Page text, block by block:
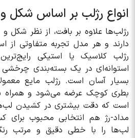
انواع رژلب بر اساس شکل
رژلب‌ها علاوه بر بافت، از نظر شکل
دارند و هر مدل تجربه متفاوتی از
رژلب کلاسیک یا استیکی
استوانه‌ای در یک بسته‌بندی چرخشی
بسیار آسان است. رژلب مایع
بطری کوچک عرضه می‌شود و همراه با
است که دقت بیشتری در کشیدن
مداد-رژ هم انتخابی محبوب برای
لب‌ها را با خطی دقیق و مرتب